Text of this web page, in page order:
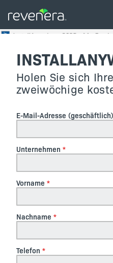
Holen Sie sich
zweiwöchige
E-Mail-Adresse (geschäftlich)
Unternehmen
Vorname
Nachname
Telefon